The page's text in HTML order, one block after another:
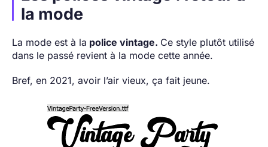
la mode
La mode est à la police vintage. Ce style plutôt utilisé
dans le passé revient à la mode cette année.
Bref, en 2021, avoir l’air vieux, ça fait jeune.